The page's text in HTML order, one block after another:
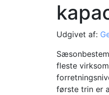
Udgivet af:
fleste
første trin er